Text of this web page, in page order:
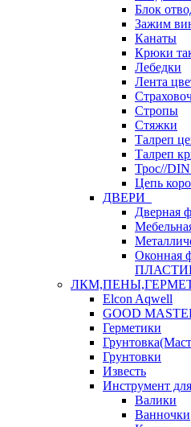
Блок
Зажим
Канаты
Крюки
Лебедки
Лента
Стропы
Стяжки
Талреп
Талреп
Трос//
Цепь
ДВЕРИ
Дверная
Оконная
Elcon Aqwell
GOOD
Герметики
Грунтовки
Известь
Инструмент
Валики
Ванночки